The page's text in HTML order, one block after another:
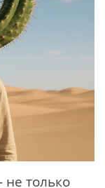
не только